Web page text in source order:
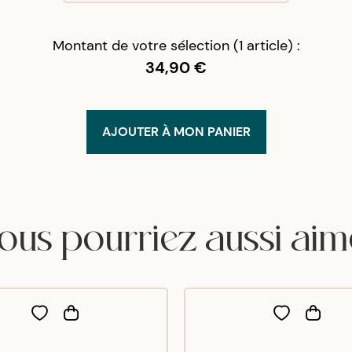
Montant de votre sélection (1 article) :
34,90 €
AJOUTER À MON PANIER
pourriez aussi